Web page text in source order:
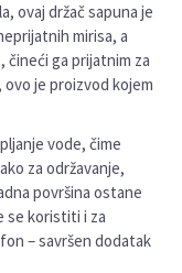
ovaj držač sapuna je
mirisa, a
čineći ga prijatnim za
je proizvod kojem
vode, čime
za održavanje,
površina ostane
se koristiti i za
– savršen dodatak